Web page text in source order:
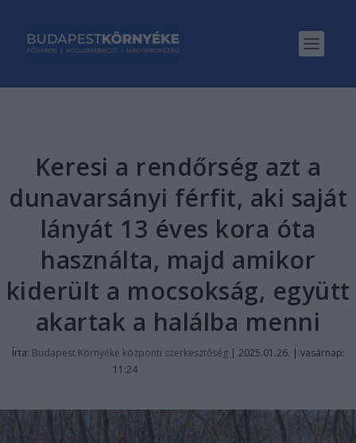
Keresi a rendőrség azt a
dunavarsányi férfit, aki saját
lányát 13 éves kora óta
használta, majd amikor
kiderült a mocsokság, együtt
akartak a halálba menni
Írta: Budapest Környéke központi szerkesztőség| 2025.01.26. | vasárnap:
11:24